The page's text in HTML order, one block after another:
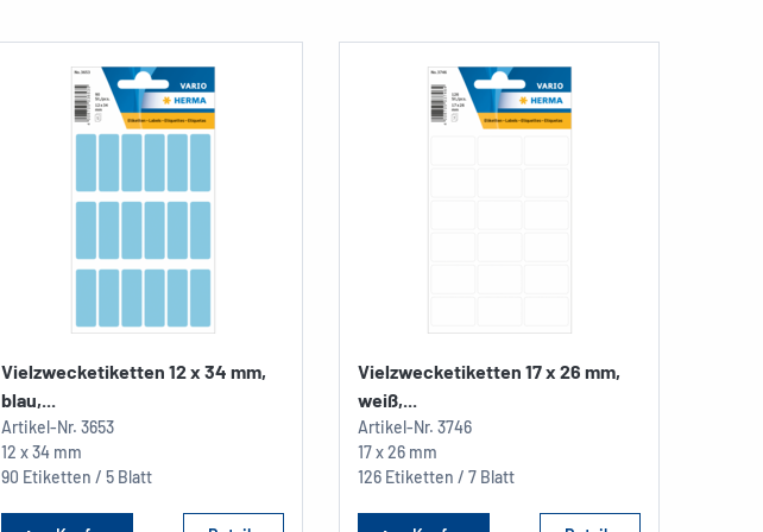
Vielzwecketiketten 12 x 34 mm,
blau,...
Artikel-Nr. 3653
12 x 34 mm
90 Etiketten / 5 Blatt
Vielzwecketiketten 17 x 26 mm,
weiß,...
Artikel-Nr. 3746
17 x 26 mm
126 Etiketten / 7 Blatt